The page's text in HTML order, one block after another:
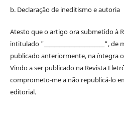
b. Declaração de ineditismo e autoria
Atesto que o artigo ora submetido à
intitulado "________________________",
publicado anteriormente, na íntegra
Vindo a ser publicado na Revista
comprometo-me a não republicá-lo
editorial.